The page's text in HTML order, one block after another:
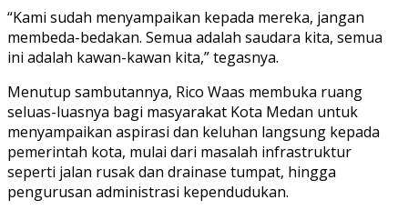
“Kami sudah menyampaikan kepada mereka, jangan
membeda-bedakan. Semua adalah saudara kita, semua
ini adalah kawan-kawan kita,” tegasnya.
Menutup sambutannya, Rico Waas membuka ruang
seluas-luasnya bagi masyarakat Kota Medan untuk
menyampaikan aspirasi dan keluhan langsung kepada
pemerintah kota, mulai dari masalah infrastruktur
seperti jalan rusak dan drainase tumpat, hingga
pengurusan administrasi kependudukan.